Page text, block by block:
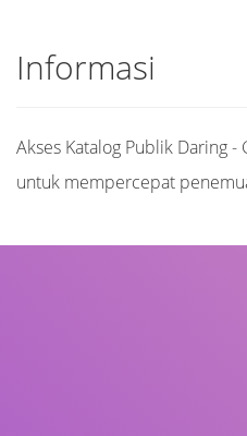
Informasi
Akses Katalog Publik Daring
untuk mempercepat